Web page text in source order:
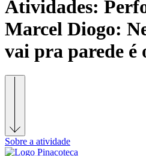
Atividades:
Marcel Diogo:
vai pra parede é
Sobre a atividade